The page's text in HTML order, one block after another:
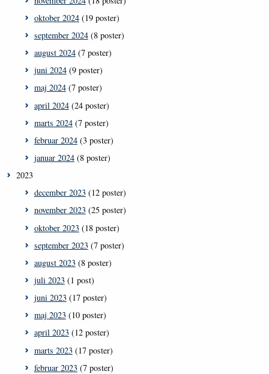
oktober 2024(19 poster)
september 2024(8 poster)
august 2024(7 poster)
juni 2024(9 poster)
maj 2024(7 poster)
april 2024(24 poster)
marts 2024(7 poster)
februar 2024(3 poster)
januar 2024(8 poster)
2023
december 2023(12 poster)
november 2023(25 poster)
oktober 2023(18 poster)
september 2023(7 poster)
august 2023(8 poster)
juli 2023(1 post)
juni 2023(17 poster)
maj 2023(10 poster)
april 2023(12 poster)
marts 2023(17 poster)
februar 2023(7 poster)